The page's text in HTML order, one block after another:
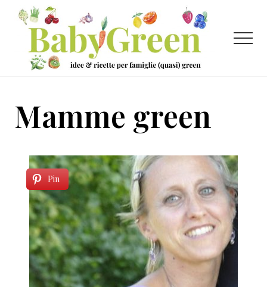
Menu
Passa
contenuto
principale
Passa
ricette
famiglie
(quasi)
green
Menu
Mamme green
Pin